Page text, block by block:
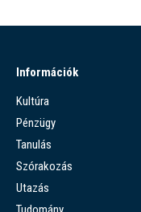
Információk
Kultúra
Pénzügy
Tanulás
Szórakozás
Utazás